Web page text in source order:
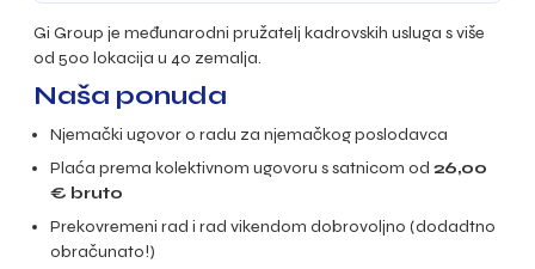
Gi Group je međunarodni pružatelj kadrovskih usluga s više
od 500 lokacija u 40 zemalja.
Naša ponuda
Njemački ugovor o radu za njemačkog poslodavca
Plaća prema kolektivnom ugovoru s satnicom od26,00
€ bruto
Prekovremeni rad i rad vikendom dobrovoljno (dodadtno
obračunato!)